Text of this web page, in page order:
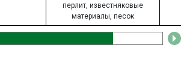
перлит, известняковые
материалы, песок